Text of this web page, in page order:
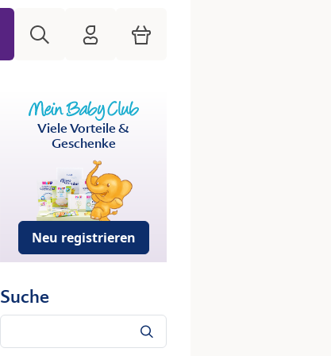
HiPP Mein Babyclub
Warenkorb
Viele Vorteile &
Geschenke
Neu registrieren
Suche